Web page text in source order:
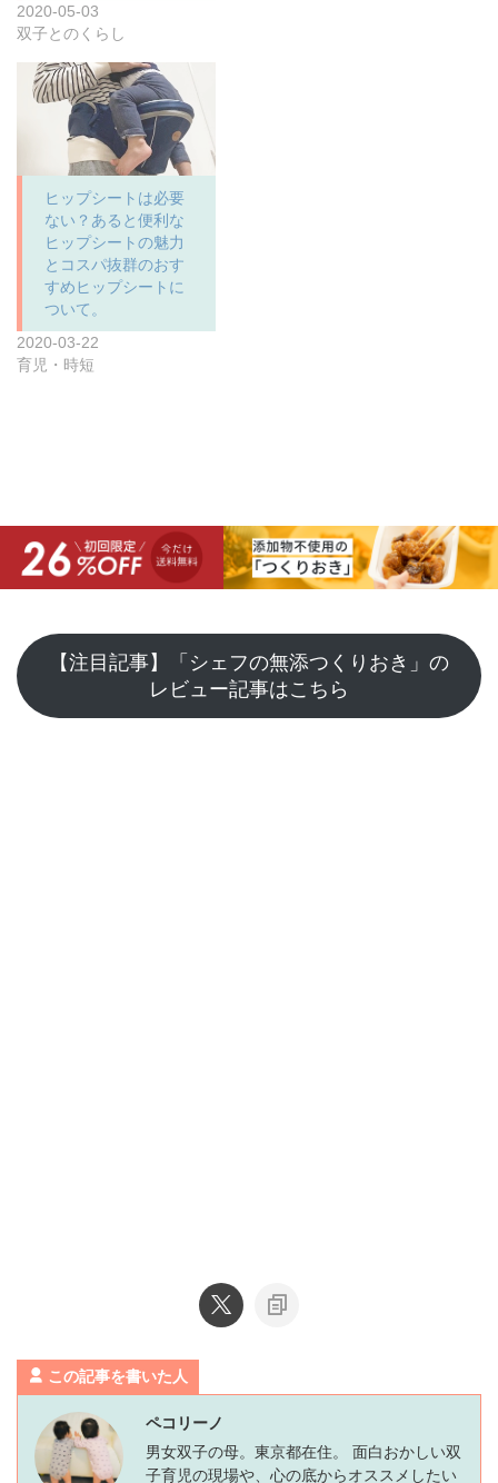
2020-05-03
双子とのくらし
ヒップシートは必要
ない？あると便利な
ヒップシートの魅力
とコスパ抜群のおす
すめヒップシートに
ついて。
2020-03-22
育児・時短
【注目記事】「シェフの無添つくりおき」の
レビュー記事はこちら
この記事を書いた人
ペコリーノ
男女双子の母。東京都在住。 面白おかしい双
子育児の現場や、心の底からオススメしたい